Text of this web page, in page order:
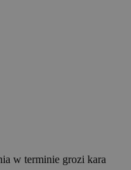
w terminie grozi kara